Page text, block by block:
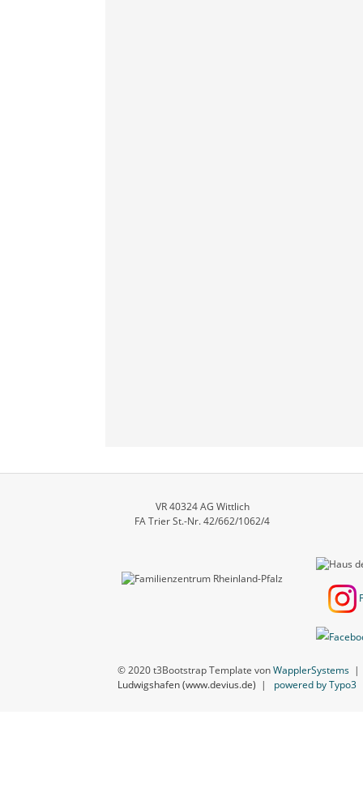
VR 40324 AG Wittlich
FA Trier St.-Nr. 42/662/1062/4
© 2020 t3Bootstrap Template vonWapplerSystems
Ludwigshafen (www.devius.de) | powered by Typo3